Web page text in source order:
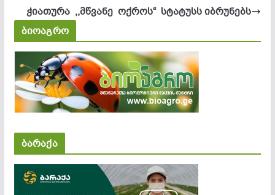
ჭიათურა ,,მწვანე ოქროს“ სტატუსს იბრუნებს
ბიოაგრო
ბარაქა